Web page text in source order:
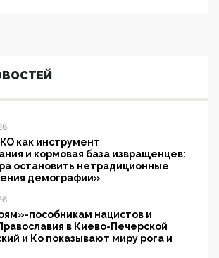
как инструмент
и кормовая база извращенцев:
остановить нетрадиционные
демографии»
пособникам нацистов и
в Киево-Печерской
и Ко показывают миру рога и